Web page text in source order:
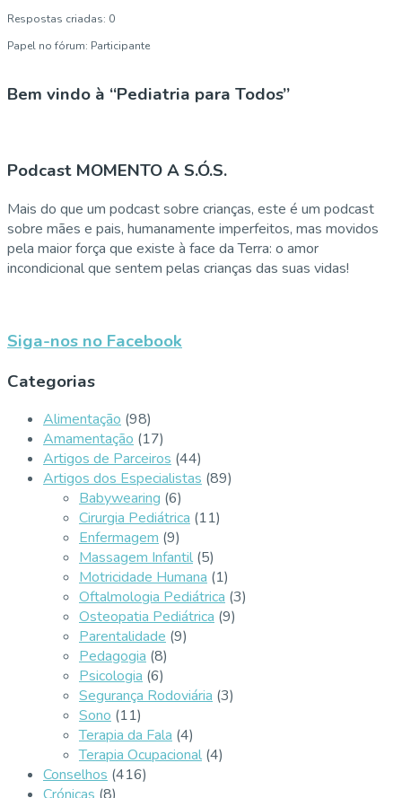
Respostas criadas: 0
Papel no fórum: Participante
Bem vindo à “Pediatria para Todos”
Podcast MOMENTO A S.Ó.S.
Mais do que um podcast sobre crianças, este é um podcast
sobre mães e pais, humanamente imperfeitos, mas movidos
pela maior força que existe à face da Terra: o amor
incondicional que sentem pelas crianças das suas vidas!
Siga-nos no Facebook
Categorias
Alimentação (98)
Amamentação (17)
Artigos de Parceiros (44)
Artigos dos Especialistas (89)
Babywearing (6)
Cirurgia Pediátrica (11)
Enfermagem (9)
Massagem Infantil (5)
Motricidade Humana (1)
Oftalmologia Pediátrica (3)
Osteopatia Pediátrica (9)
Parentalidade (9)
Pedagogia (8)
Psicologia (6)
Segurança Rodoviária (3)
Sono (11)
Terapia da Fala (4)
Terapia Ocupacional (4)
Conselhos (416)